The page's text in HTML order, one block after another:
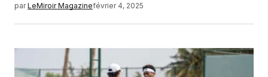
par LeMiroir Magazinefévrier 4, 2025